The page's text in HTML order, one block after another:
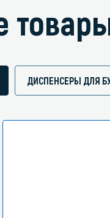
ДИСПЕНСЕРЫ ДЛЯ